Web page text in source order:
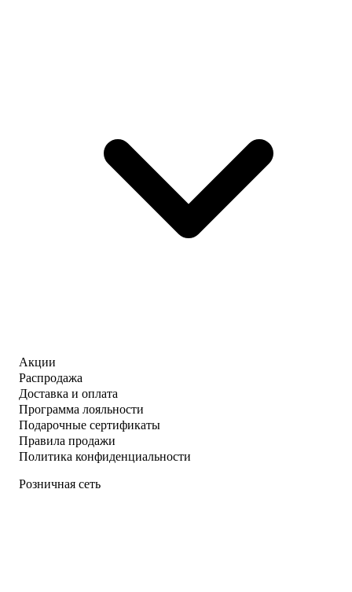
Акции
Распродажа
Доставка и оплата
Программа лояльности
Подарочные сертификаты
Правила продажи
Политика конфиденциальности
Розничная сеть